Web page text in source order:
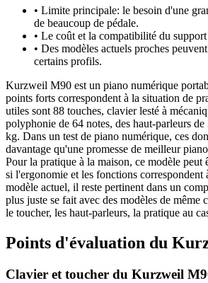
• Limite principale: le besoin d'une
de beaucoup de pédale.
• Le coût et la compatibilité du
• Des modèles actuels proches
certains profils.
Kurzweil M90 est un piano numérique
points forts correspondent à la situation de
utiles sont 88 touches, clavier lesté à
polyphonie de 64 notes, des haut-parleurs
kg. Dans un test de piano numérique, ces
davantage qu'une promesse de meilleur
Pour la pratique à la maison, ce modèle peut
si l'ergonomie et les fonctions correspondent
modèle actuel, il reste pertinent dans un
plus juste se fait avec des modèles de même
le toucher, les haut-parleurs, la pratique au
Points d'évaluation du
Clavier et toucher du Kurzweil